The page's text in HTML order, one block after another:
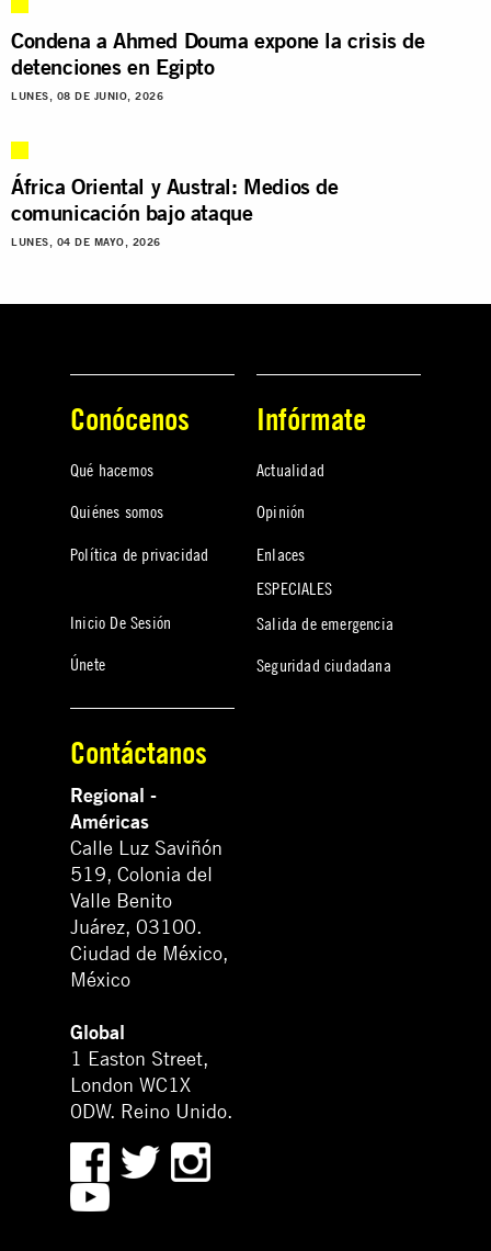
Condena a Ahmed Douma expone la crisis de
detenciones en Egipto
LUNES, 08 DE JUNIO, 2026
África Oriental y Austral: Medios de
comunicación bajo ataque
LUNES, 04 DE MAYO, 2026
Conócenos
Qué hacemos
Quiénes somos
Política de privacidad
Inicio De Sesión
Únete
Infórmate
Actualidad
Opinión
Enlaces
ESPECIALES
Salida de emergencia
Seguridad ciudadana
Contáctanos
Regional -
Américas
Calle Luz Saviñón
519, Colonia del
Valle Benito
Juárez, 03100.
Ciudad de México,
México
Global
1 Easton Street,
London WC1X
0DW. Reino Unido.